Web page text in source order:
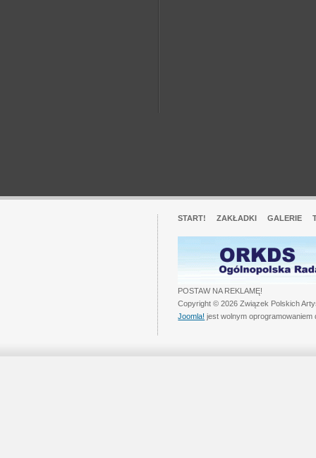
START! ZAKŁADKI GALERIE
POSTAW NA REKLAMĘ!
Copyright © 2026 Związek Polskich
Joomla! jest wolnym